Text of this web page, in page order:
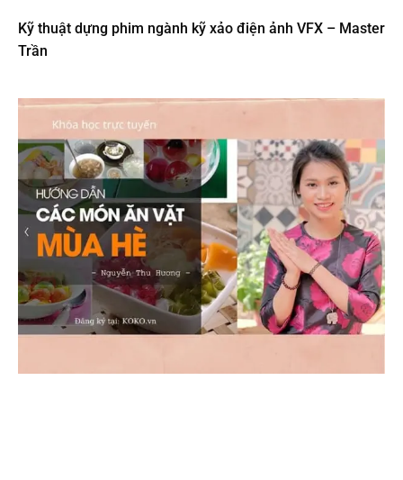
Kỹ thuật dựng phim ngành kỹ xảo điện ảnh VFX – Master
Trần